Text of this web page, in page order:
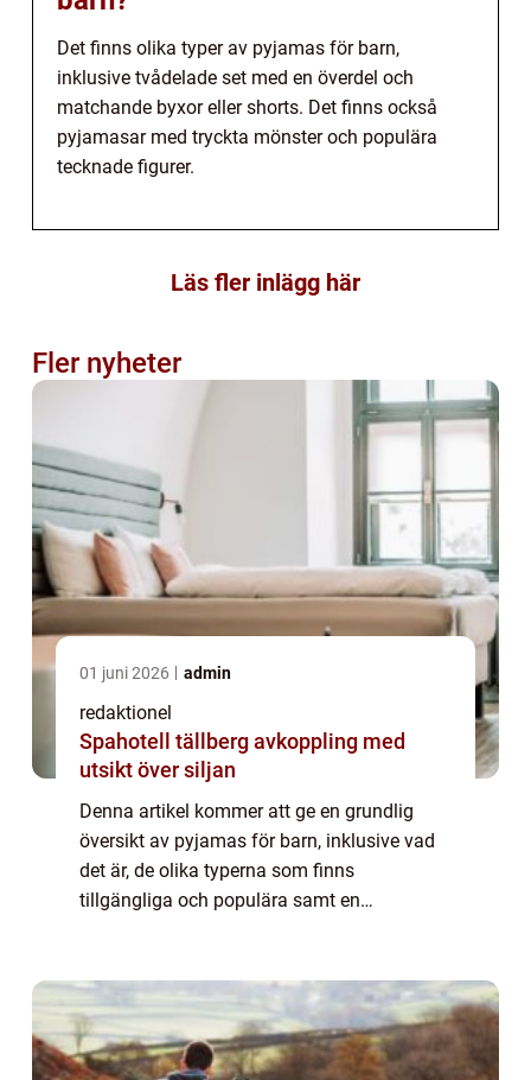
Det finns olika typer av pyjamas för barn,
inklusive tvådelade set med en överdel och
matchande byxor eller shorts. Det finns också
pyjamasar med tryckta mönster och populära
tecknade figurer.
Läs fler inlägg här
Fler nyheter
01 juni 2026 admin
redaktionel
Spahotell tällberg avkoppling med
utsikt över siljan
Denna artikel kommer att ge en grundlig
översikt av pyjamas för barn, inklusive vad
det är, de olika typerna som finns
tillgängliga och populära samt en
mätningar när de...